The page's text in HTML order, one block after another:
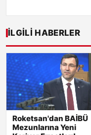
İLGILI HABERLER
Roketsan'dan BAİBÜ
Mezunlarına Yeni